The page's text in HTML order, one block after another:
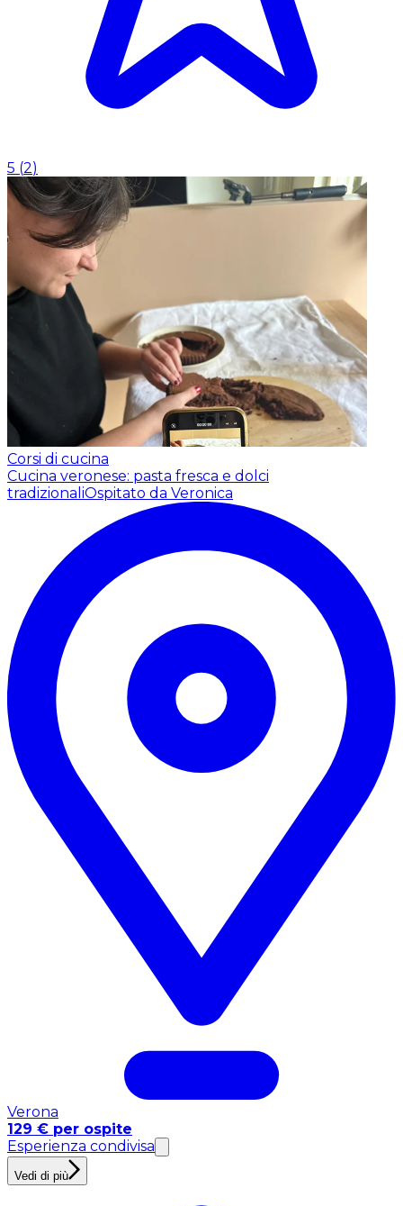
5 (2)
Corsi di cucina
Cucina veronese: pasta fresca e dolci
tradizionaliOspitato da Veronica
Verona
129 € per ospite
Esperienza condivisa
Vedi di più